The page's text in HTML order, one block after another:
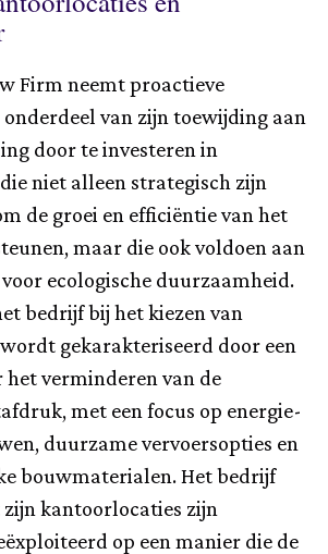
Firm neemt proactieve
van zijn toewijding aan
door te investeren in
niet alleen strategisch zijn
de groei en efficiëntie van het
maar die ook voldoen aan
ecologische duurzaamheid.
bedrijf bij het kiezen van
gekarakteriseerd door een
het verminderen van de
met een focus op energie-
duurzame vervoersopties en
bouwmaterialen. Het bedrijf
kantoorlocaties zijn
op een manier die de